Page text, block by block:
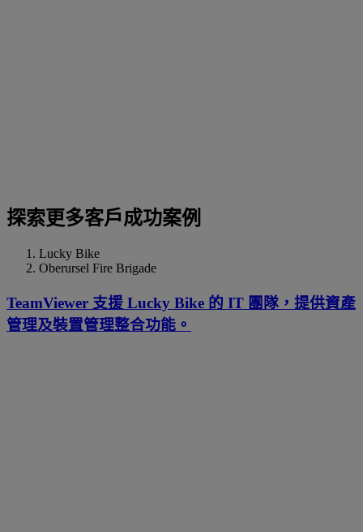
探索更多客戶成功案例
Lucky Bike
Oberursel Fire Brigade
TeamViewer 支援 Lucky Bike 的 IT 團隊，提供資產
管理及裝置管理整合功能。